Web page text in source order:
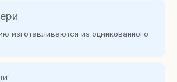
изготавливаются из оцинкованного